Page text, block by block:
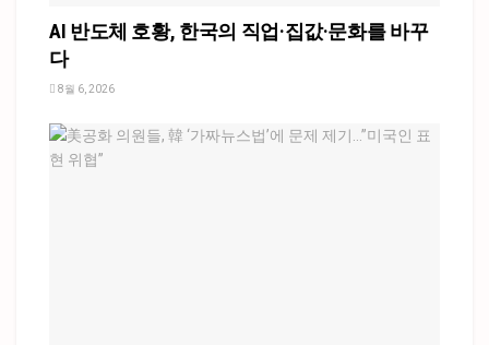
AI 반도체 호황, 한국의 직업·집값·문화를 바꾸
다
8월 6, 2026